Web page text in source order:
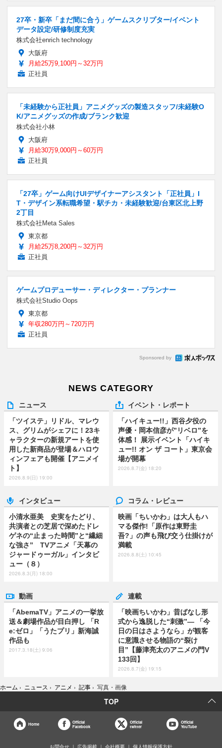
27卒・新卒「まだ間に合う」ゲームスクリプター/イベント
データ設定/研修制度充実
株式会社enrich technology
大阪府
月給25万9,100円～32万円
正社員
「未経験から正社員」アニメグッズの製造スタッフ/未経験O
K/アニメグッズの作成/ブランク歓迎
株式会社小林
大阪府
月給30万9,000円～60万円
正社員
「27卒」ゲーム向けUIデザイナーアシスタント「正社員」I
T・デザイン系転職希望・駅チカ・未経験歓迎/台東区北上野
2丁目
株式会社Meta Sales
東京都
月給25万8,200円～32万円
正社員
ゲームプロデューサー・ディレクター・プランナー
株式会社Studio Oops
東京都
年収280万円～720万円
正社員
Sponsored by
NEWS CATEGORY
ニュース
「ツイステ」リドル、マレウ
ス、グリムがシェフに！23キ
ャラクターの新規アートを使
用した新商品が登場＆ハロウ
ィンフェアも開催【アニメイ
ト】
2026.8.9(日) 19:00
イベント・レポート
「ハイキュー!!」西谷夕役の
声優・岡本信彦が”リベロ”を
体感！ 展示イベント「ハイキ
ュー!! オン ザ コート」東京会
場が開幕
2026.8.7(金) 18:20
インタビュー
小清水亜美 史実をたどり、
共演者との芝居で深めたドレ
ゲネの“止まった時間”と“繊細
な強さ” TVアニメ「天幕の
ジャードゥーガル」インタビ
ュー（８）
2026.8.3(月) 18:00
コラム・レビュー
映画「ちいかわ」は大人もハ
マる傑作!「原作は東野圭
吾?」の声も飛び交う仕掛けが
満載
2026.8.8(土) 10:45
動画
「AbemaTV」アニメの一挙放
送＆劇場作品が目白押し 「R
e:ゼロ」「うたプリ」新海誠
作品も
2017.3.18(土) 9:06
連載
「映画ちいかわ」昔ばなし形
式から逸脱した“刺激”― 「今
日の日はさようなら」が観客
に意識させる物語の“裂け
目”【藤津亮太のアニメの門V
133回】
2026.8.7(金) 19:15
ホーム › ニュース › アニメ › 記事 › 写真・画像
TOP
Home
Official
Facebook
Official
twitter
Official
YouTube
お問合せ 広告掲載 会社概要 個人情報保護方針